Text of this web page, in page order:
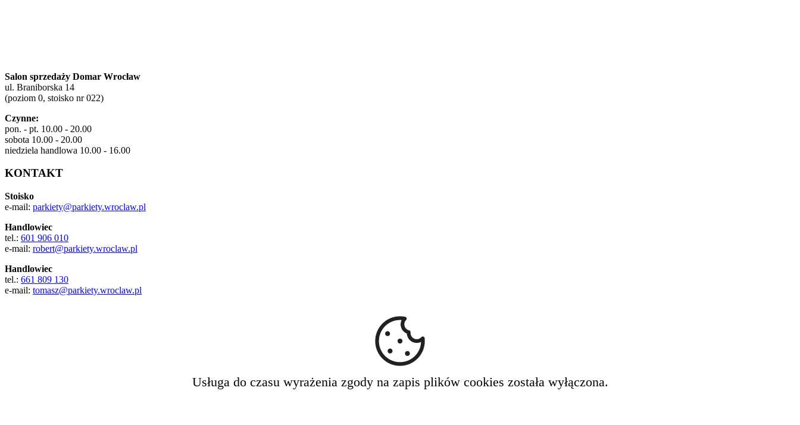
Salon sprzedaży Domar Wrocław
ul. Braniborska 14
(poziom 0, stoisko nr 022)
Czynne:
pon. - pt. 10.00 - 20.00
sobota 10.00 - 20.00
niedziela handlowa 10.00 - 16.00
KONTAKT
Stoisko
e-mail: parkiety@parkiety.wroclaw.pl
Handlowiec
tel.: 601 906 010
e-mail: robert@parkiety.wroclaw.pl
Handlowiec
tel.: 661 809 130
e-mail: tomasz@parkiety.wroclaw.pl